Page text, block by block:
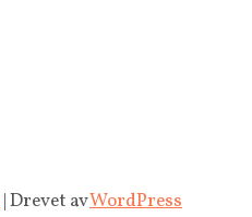
| Drevet avWordPress